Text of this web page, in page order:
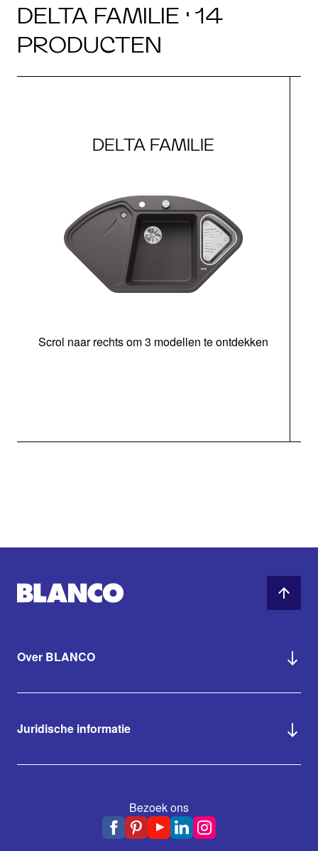
DELTA FAMILIE · 14
PRODUCTEN
DELTA FAMILIE
Scrol naar rechts om 3 modellen te ontdekken
Over BLANCO
Juridische informatie
Bezoek ons